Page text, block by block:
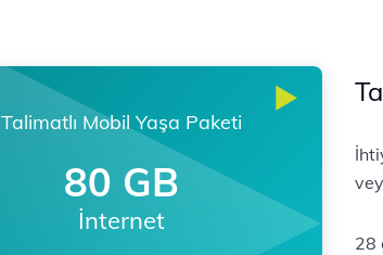
Talimatlı Mobil Yaşa Paketi
80 GB
İnternet
28